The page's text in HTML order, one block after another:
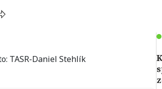
TASR-Daniel Stehlík